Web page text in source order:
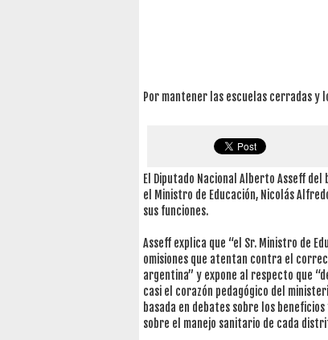
Por mantener las escuelas cerradas y
El Diputado Nacional Alberto Asseff
el Ministro de Educación, Nicolás
sus funciones.
Asseff explica que “el Sr. Ministro de
omisiones que atentan contra el
argentina” y expone al respecto que
casi el corazón pedagógico del
basada en debates sobre los
sobre el manejo sanitario de cada